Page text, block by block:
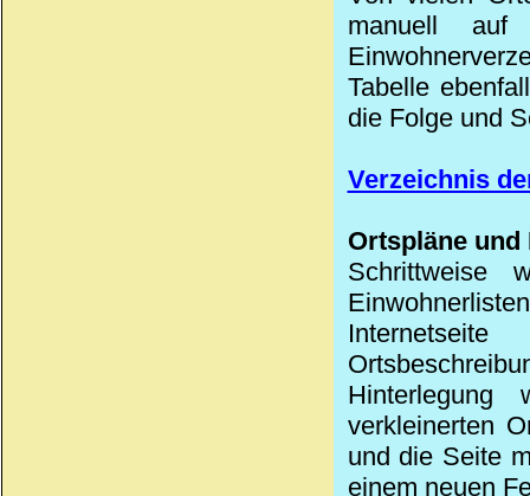
manuell
Tabelle
die Folge und
Verzeichnis
Ortspläne
Schrittweise
verkleinerten
und die Seite
einem neuen